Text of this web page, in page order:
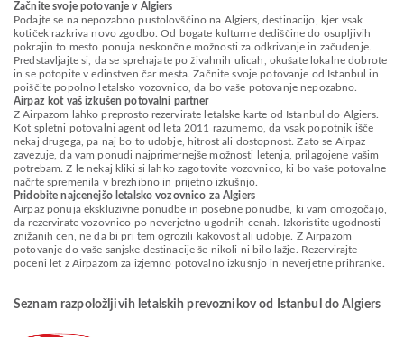
Začnite svoje potovanje v Algiers
Podajte se na nepozabno pustolovščino na Algiers, destinacijo, kjer vsak
kotiček razkriva novo zgodbo. Od bogate kulturne dediščine do osupljivih
pokrajin to mesto ponuja neskončne možnosti za odkrivanje in začudenje.
Predstavljajte si, da se sprehajate po živahnih ulicah, okušate lokalne dobrote
in se potopite v edinstven čar mesta. Začnite svoje potovanje od Istanbul in
poiščite popolno letalsko vozovnico, da bo vaše potovanje nepozabno.
Airpaz kot vaš izkušen potovalni partner
Z Airpazom lahko preprosto rezervirate letalske karte od Istanbul do Algiers.
Kot spletni potovalni agent od leta 2011 razumemo, da vsak popotnik išče
nekaj drugega, pa naj bo to udobje, hitrost ali dostopnost. Zato se Airpaz
zavezuje, da vam ponudi najprimernejše možnosti letenja, prilagojene vašim
potrebam. Z le nekaj kliki si lahko zagotovite vozovnico, ki bo vaše potovalne
načrte spremenila v brezhibno in prijetno izkušnjo.
Pridobite najcenejšo letalsko vozovnico za Algiers
Airpaz ponuja ekskluzivne ponudbe in posebne ponudbe, ki vam omogočajo,
da rezervirate vozovnico po neverjetno ugodnih cenah. Izkoristite ugodnosti
znižanih cen, ne da bi pri tem ogrozili kakovost ali udobje. Z Airpazom
potovanje do vaše sanjske destinacije še nikoli ni bilo lažje. Rezervirajte
poceni let z Airpazom za izjemno potovalno izkušnjo in neverjetne prihranke.
Seznam razpoložljivih letalskih prevoznikov od Istanbul do Algiers